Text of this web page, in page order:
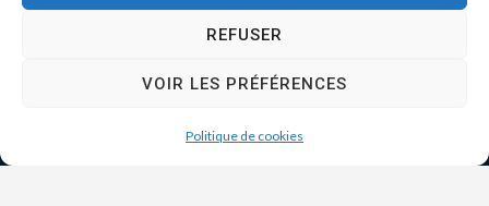
REFUSER
VOIR LES PRÉFÉRENCES
Politique de cookies